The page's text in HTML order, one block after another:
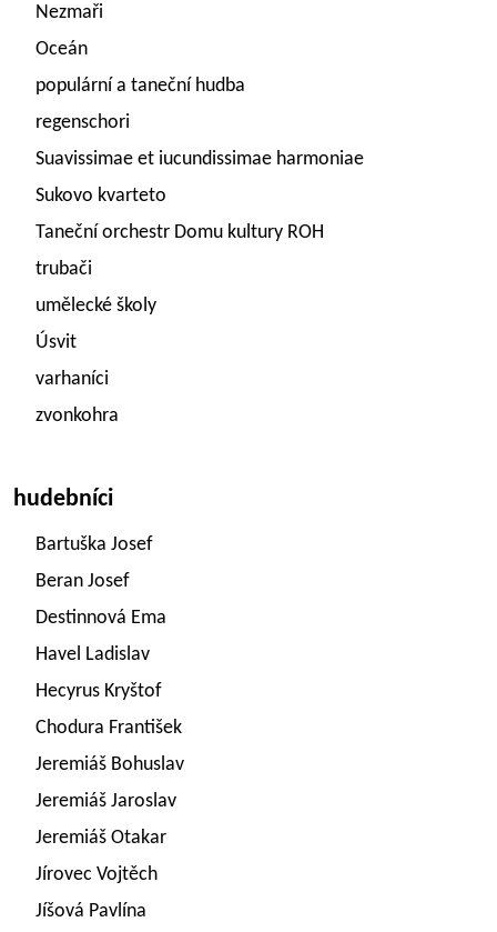
Nezmaři
Oceán
populární a taneční hudba
regenschori
Suavissimae et iucundissimae harmoniae
Sukovo kvarteto
Taneční orchestr Domu kultury ROH
trubači
umělecké školy
Úsvit
varhaníci
zvonkohra
hudebníci
Bartuška Josef
Beran Josef
Destinnová Ema
Havel Ladislav
Hecyrus Kryštof
Chodura František
Jeremiáš Bohuslav
Jeremiáš Jaroslav
Jeremiáš Otakar
Jírovec Vojtěch
Jíšová Pavlína